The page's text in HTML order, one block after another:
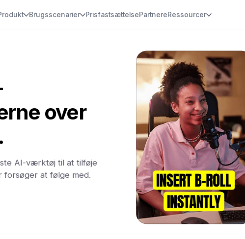
Brugsscenarier PrisfastsættelsePartnereRessourcer
over
AI-værktøj til at tilføje
at følge med.